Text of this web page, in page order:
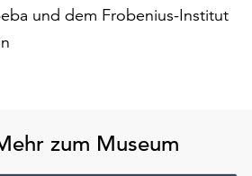
und dem Frobenius-Institut
zum Museum